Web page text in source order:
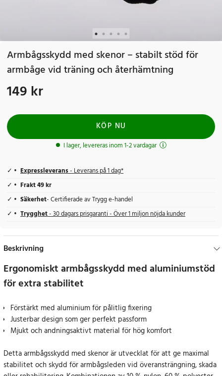
Armbågsskydd med skenor – stabilt stöd för
armbåge vid träning och återhämtning
Pris:149 kr
149 kr
KÖP NU
I lager, levereras inom 1-2 vardagar
Expressleverans- Leverans på 1 dag*
Frakt 49 kr
Säkerhet- Certifierade av Trygg e-handel
Trygghet- 30 dagars prisgaranti - Över 1 miljon nöjda kunder
Beskrivning
Ergonomiskt armbågsskydd med aluminiumstöd
för extra stabilitet
Förstärkt med aluminium för pålitlig fixering
Justerbar design som ger perfekt passform
Mjukt och andningsaktivt material för hög komfort
Detta armbågsskydd med skenor är utvecklat för att ge maximal
stabilitet och skydd för armbågsleden vid överansträngning, skada